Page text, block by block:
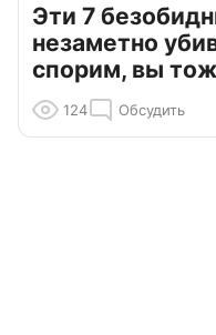
Эти 7
незаметно
спорим, вы
124 Обсудить